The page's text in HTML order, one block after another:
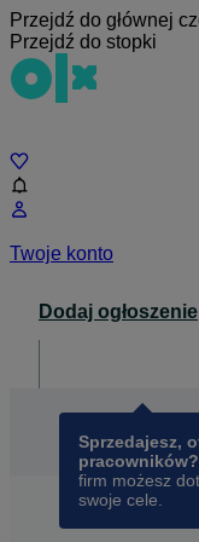
Przejdź do głównej
Przejdź do stopki
Twoje konto
Dodaj ogłoszenie
Sprzedajesz,
pracowników?
firm możesz
swoje cele.